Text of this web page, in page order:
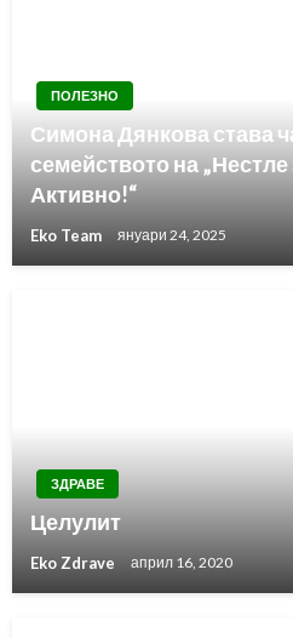
ПОЛЕЗНО
Симона Дянкова става
семейството на
Активно!“
Eko Team януари 24, 2025
ЗДРАВЕ
Целулит
Eko Zdrave април 16, 2020